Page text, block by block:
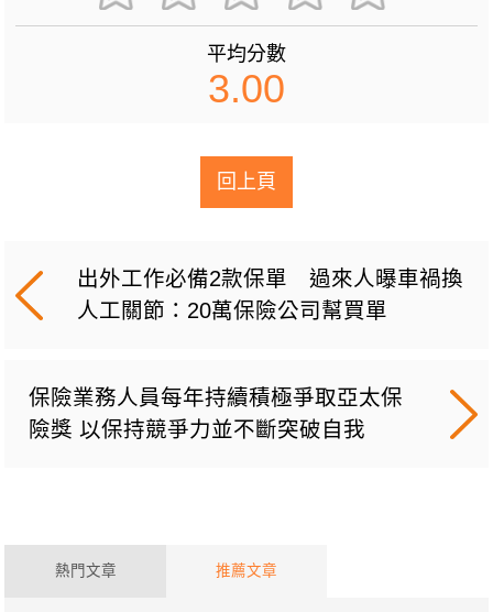
平均分數
3.00
回上頁
出外工作必備2款保單 過來人曝車禍換
人工關節：20萬保險公司幫買單
保險業務人員每年持續積極爭取亞太保
險獎 以保持競爭力並不斷突破自我
熱門文章 推薦文章